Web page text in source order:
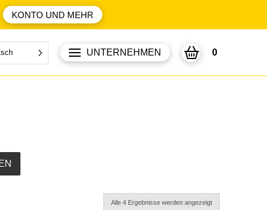
KONTO UND MEHR
UNTERNEHMEN 0
Alle 4 Ergebnisse werden angezeigt